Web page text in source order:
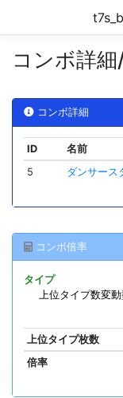
コンボ詳
コンボ詳細
ID 名前
5
ダンサース
コンボ倍率
タイプ
上位タイプ数変
上位タイプ枚数
倍率